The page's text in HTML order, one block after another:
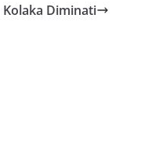
Kolaka Diminati